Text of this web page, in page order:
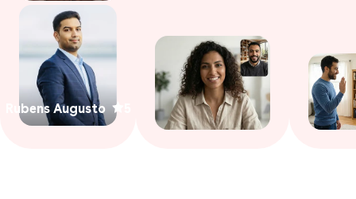
Rubens Augusto